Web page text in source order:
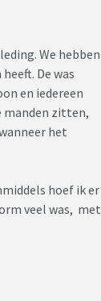
We hebben
De was
en iedereen
manden zitten,
het
hoef ik er
veel was, met